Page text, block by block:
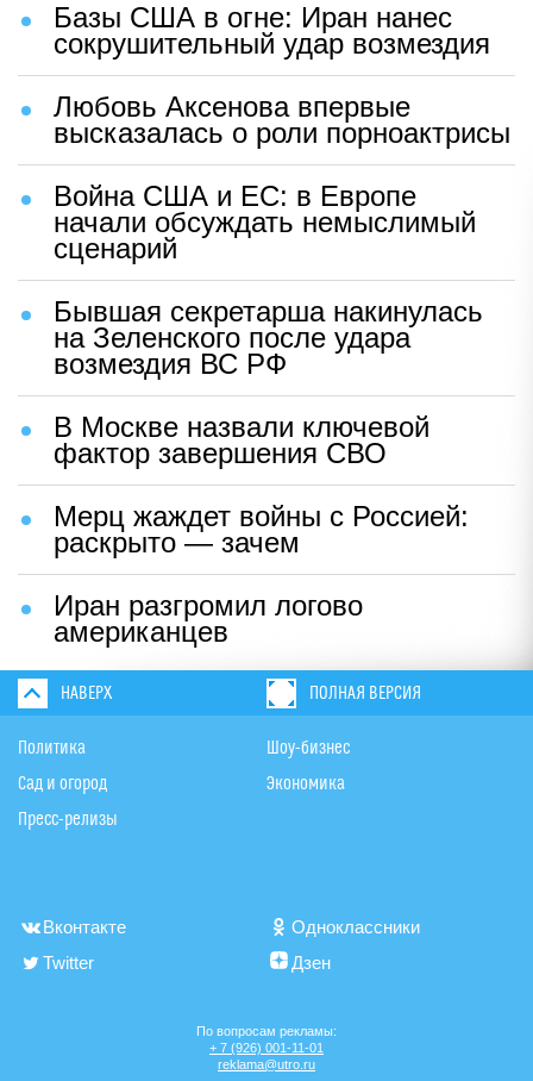
Базы США в огне: Иран нанес
сокрушительный удар возмездия
Любовь Аксенова впервые
высказалась о роли порноактрисы
Война США и ЕС: в Европе
начали обсуждать немыслимый
сценарий
Бывшая секретарша накинулась
на Зеленского после удара
возмездия ВС РФ
В Москве назвали ключевой
фактор завершения СВО
Мерц жаждет войны с Россией:
раскрыто — зачем
Иран разгромил логово
американцев
НАВЕРХ ПОЛНАЯ ВЕРСИЯ
Политика
Сад и огород
Пресс-релизы
Шоу-бизнес
Экономика
Вконтакте
Одноклассники
Twitter
Дзен
По вопросам рекламы:
+ 7 (926) 001-11-01
reklama@utro.ru